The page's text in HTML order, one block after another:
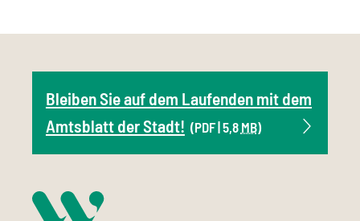
Bleiben Sie auf dem Laufenden mit dem
Amtsblatt der Stadt! (PDF | 5,8 MB)